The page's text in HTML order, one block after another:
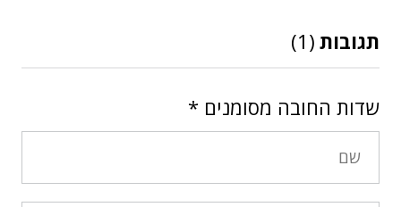
תגובות (1)
שדות החובה מסומנים *